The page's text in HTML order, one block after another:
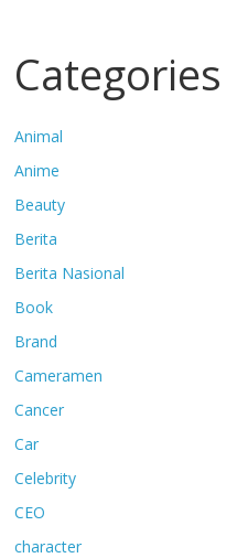
Categories
Animal
Anime
Beauty
Berita
Berita Nasional
Book
Brand
Cameramen
Cancer
Car
Celebrity
CEO
character